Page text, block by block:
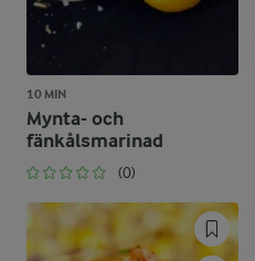
10 MIN
Mynta- och
fänkålsmarinad
(0)